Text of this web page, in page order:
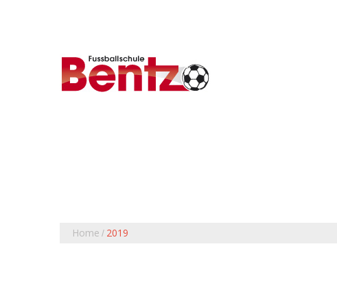
Home 2019